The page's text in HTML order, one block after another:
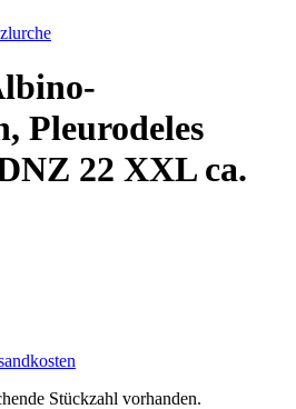
Pleurodeles
22 XXL ca.
Stückzahl vorhanden.